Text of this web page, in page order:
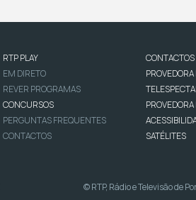
RTP PLAY
EM DIRETO
REVER PROGRAMAS
CONCURSOS
PERGUNTAS FREQUENTES
CONTACTOS
CONTACTOS
PROVEDORA
SATÉLITES
© RTP, Rádio e Televisão de